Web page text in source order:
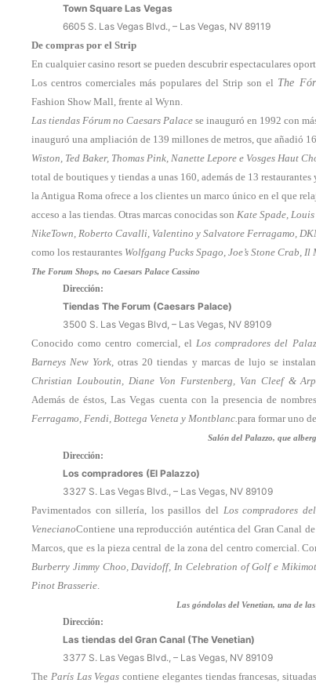
Town Square Las Vegas
6605 S. Las Vegas Blvd., – Las Vegas, NV 89119
De compras por el Strip
En cualquier casino resort se pueden descubrir espectaculares
Los centros comerciales más populares del Strip son el The
Fashion Show Mall, frente al Wynn.
Las tiendas Fórum no Caesars Palace se inauguró en 1992 con
inauguró una ampliación de 139 millones de metros, que añadió
Wiston, Ted Baker, Thomas Pink, Nanette Lepore e Vosges Haut
total de boutiques y tiendas a unas 160, además de 13
la Antigua Roma ofrece a los clientes un marco único en el que
acceso a las tiendas. Otras marcas conocidas son Kate Spade,
NikeTown, Roberto Cavalli, Valentino y Salvatore Ferragamo,
como los restaurantes Wolfgang Pucks Spago, Joe’s Stone Crab,
The Forum Shops, no Caesars Palace Cassino
Dirección:
Tiendas The Forum (Caesars Palace)
3500 S. Las Vegas Blvd, – Las Vegas, NV 89109
Conocido como centro comercial, elLos compradores del
Barneys New York, otras 20 tiendas y marcas de lujo se
Christian Louboutin, Diane Von Furstenberg, Van Cleef &
Además de éstos, Las Vegas cuenta con la presencia de
Ferragamo, Fendi, Bottega Veneta y Montblanc.para formar uno
Salón del Palazzo, que
Dirección:
Los compradores (El Palazzo)
3327 S. Las Vegas Blvd., – Las Vegas, NV 89109
Pavimentados con sillería, los pasillos del Los compradores
VenecianoContiene una reproducción auténtica del Gran Canal
Marcos, que es la pieza central de la zona del centro comercial.
Burberry Jimmy Choo, Davidoff, In Celebration of Golf e
Pinot Brasserie.
Las góndolas del Venetian, una de
Dirección:
Las tiendas del Gran Canal (The Venetian)
3377 S. Las Vegas Blvd., – Las Vegas, NV 89109
The París Las Vegas contiene elegantes tiendas francesas,